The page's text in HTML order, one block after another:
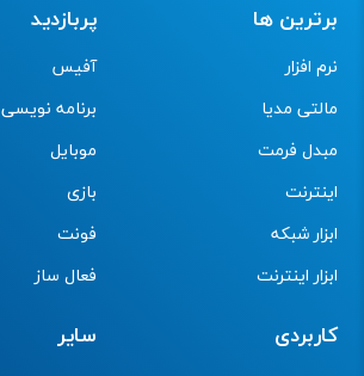
برترین ها
نرم افزار
مالتی مدیا
مبدل فرمت
اینترنت
ابزار شبکه
ابزار اینترنت
پربازدید
آفیس
برنامه نویسی
موبایل
بازی
فونت
فعال ساز
کاربردی سایر